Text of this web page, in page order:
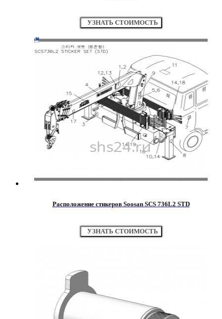
УЗНАТЬ СТОИМОСТЬ
Расположение стикеров Soosan SCS 736L2 STD
УЗНАТЬ СТОИМОСТЬ